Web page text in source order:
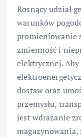
Rosnący udział
warunków
promieniowanie
zmienność i
elektrycznej.
dostaw oraz
przemysłu,
jest wdrażanie